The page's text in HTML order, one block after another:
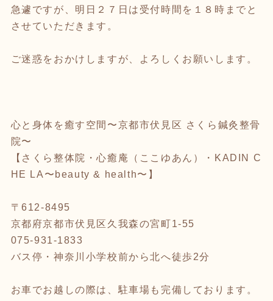
急遽ですが、明日２７日は受付時間を１８時までと
させていただきます。
ご迷惑をおかけしますが、よろしくお願いします。
心と身体を癒す空間〜京都市伏見区 さくら鍼灸整骨
院〜
【さくら整体院・心癒庵（ここゆあん）・KADIN C
HE LA〜beauty & health〜】
〒612-8495
京都府京都市伏見区久我森の宮町1-55
075-931-1833
バス停・神奈川小学校前から北へ徒歩2分
お車でお越しの際は、駐車場も完備しております。